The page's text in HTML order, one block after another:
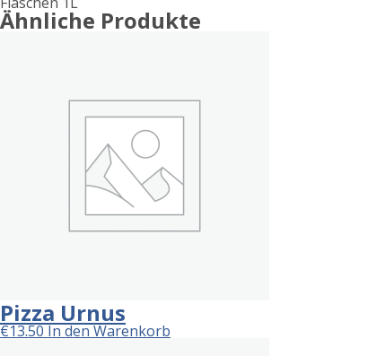
Ähnliche Produkte
Pizza Urnus
€13.50In den Warenkorb